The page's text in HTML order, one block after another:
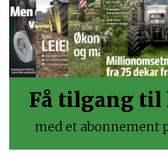
Få tilgang til
med et abonnement